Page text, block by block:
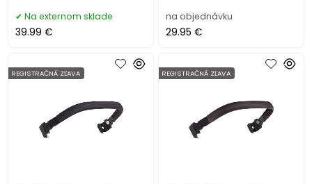
Na externom sklade
39.99 €
na objednávku
29.95 €
REGISTRAČNÁ ZĽAVA REGISTRAČNÁ ZĽAVA